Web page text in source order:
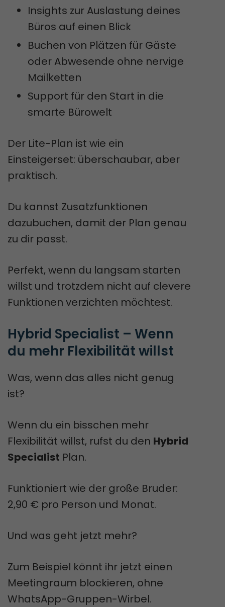
Insights zur Auslastung deines
Büros auf einen Blick
Buchen von Plätzen für Gäste
oder Abwesende ohne nervige
Mailketten
Support für den Start in die
smarte Bürowelt
Der Lite-Plan ist wie ein
Einsteigerset: überschaubar, aber
praktisch.
Du kannst Zusatzfunktionen
dazubuchen, damit der Plan genau
zu dir passt.
Perfekt, wenn du langsam starten
willst und trotzdem nicht auf clevere
Funktionen verzichten möchtest.
Hybrid Specialist – Wenn
du mehr Flexibilität willst
Was, wenn das alles nicht genug
ist?
Wenn du ein bisschen mehr
Flexibilität willst, rufst du den Hybrid
Specialist Plan.
Funktioniert wie der große Bruder:
2,90 € pro Person und Monat.
Und was geht jetzt mehr?
Zum Beispiel könnt ihr jetzt einen
Meetingraum blockieren, ohne
WhatsApp-Gruppen-Wirbel.